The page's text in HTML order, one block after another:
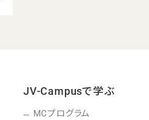
JV-Campusで学ぶ
MCプログラム